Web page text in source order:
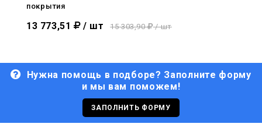
покрытия
13 773,51 / шт 15 303,90 / шт
Нужна помощь в подборе? Заполните форму
и мы вам поможем!
ЗАПОЛНИТЬ ФОРМУ
29.06.2026
С Днём кораблестроителя!